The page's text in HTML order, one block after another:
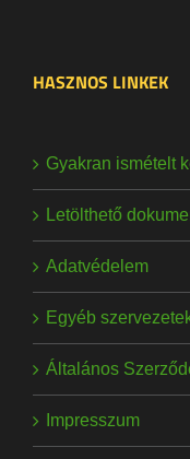
HASZNOS LINKEK
Gyakran ismételt
Letölthető
Adatvédelem
Egyéb
Általános
Impresszum